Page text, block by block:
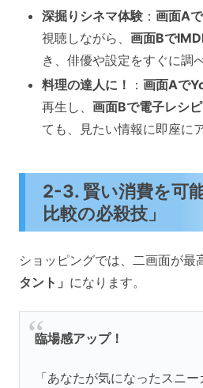
深掘りシネマ体験 ：画面A
視聴しながら、画面Bで
き、俳優や設定をすぐに調べ
料理の達人に！
：画面Aで
再生し、画面Bで電子レシピ
ても、見たい情報に即座に
2-3. 賢い消費を可
比較の必殺技」
ショッピングでは、二画面が最
タント」 になります。
臨場感アップ！
「あなたが気になったスニ